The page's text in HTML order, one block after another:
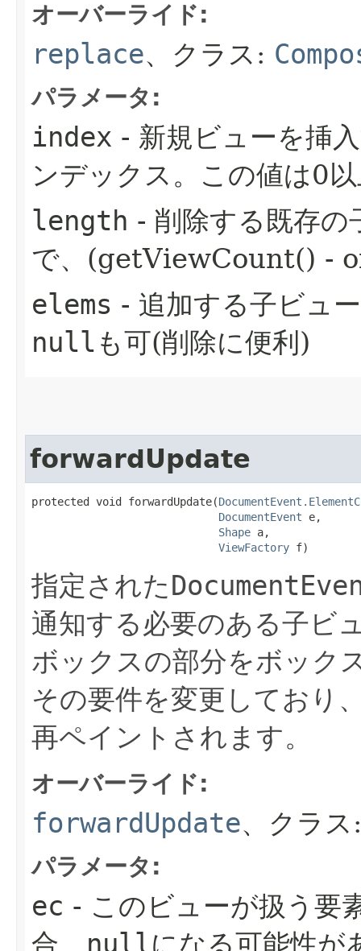
オーバーライド:
replace、クラス:
パラメータ:
index - 新規ビューを挿
ンデックス。この値は0
length - 削除する既存の
で、(getViewCount() -
elems - 追加する子ビュ
null も可(削除に便利)
forwardUpdate
protected void forwardUpdate​(
DocumentEvent e,
Shape a,
ViewFactory f)
指定された
通知する必要のある子ビ
ボックスの部分をボック
その要件を変更しており
再ペイントされます。
オーバーライド:
forwardUpdate、クラ
パラメータ:
ec - このビューが扱う要
合、
になる可能性が